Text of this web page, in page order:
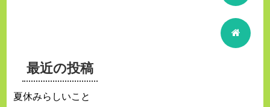
最近の投稿
夏休みらしいこと